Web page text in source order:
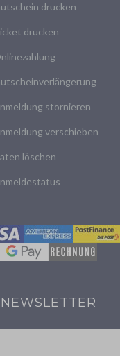
drucken
drucken
stornieren
verschieben
löschen
NEWSLETTER